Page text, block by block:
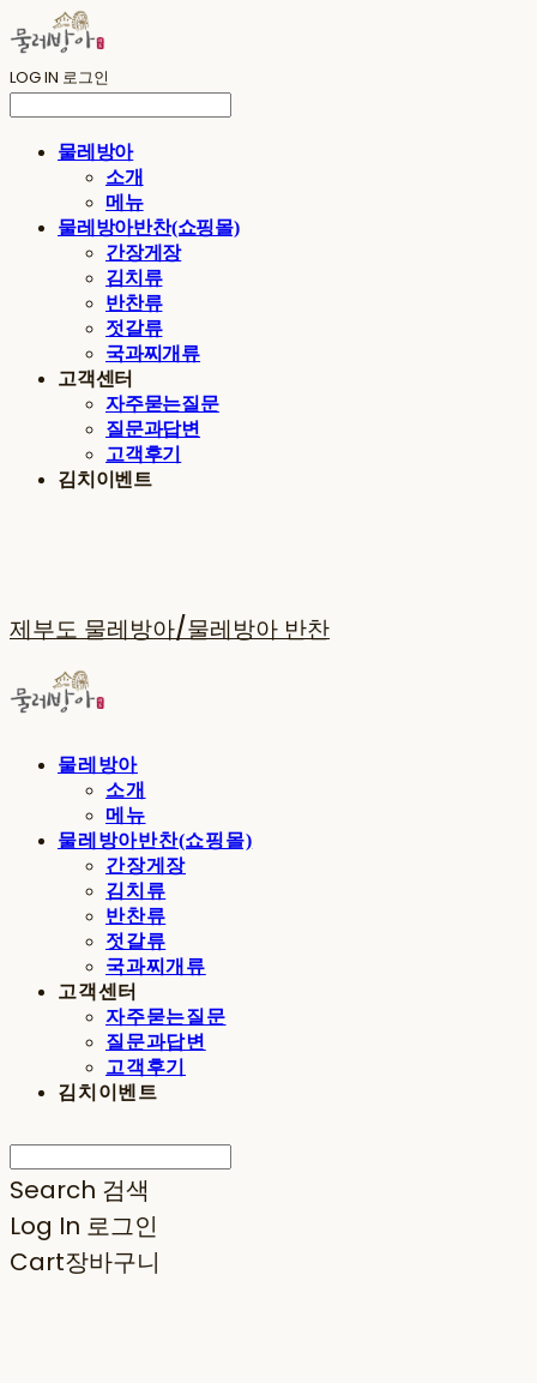
LOG IN 로그인
물레방아
소개
메뉴
물레방아반찬(쇼핑몰)
간장게장
김치류
반찬류
젓갈류
국과찌개류
고객센터
자주묻는질문
질문과답변
고객후기
김치이벤트
제부도 물레방아/물레방아 반찬
물레방아
소개
메뉴
물레방아반찬(쇼핑몰)
간장게장
김치류
반찬류
젓갈류
국과찌개류
고객센터
자주묻는질문
질문과답변
고객후기
김치이벤트
Search 검색
Log In 로그인
Cart장바구니